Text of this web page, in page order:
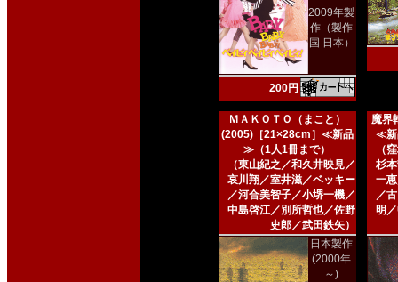
2009年製
作（製作
国 日本）
200円
ＭＡＫＯＴＯ（まこと）
(2005)［21×28cm］≪新品
≫（1人1冊まで）
（東山紀之／和久井映見／
哀川翔／室井滋／ベッキー
／河合美智子／小堺一機／
中島啓江／別所哲也／佐野
史郎／武田鉄矢）
日本製作
(2000年
～)
魔界
≪新
（
杉
一
／
明